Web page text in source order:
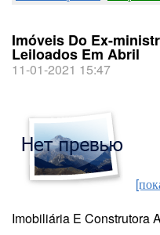
Imóveis Do Ex-
Leiloados Em Abril
11-01-2021 15:47
Imobiliária E Construtora